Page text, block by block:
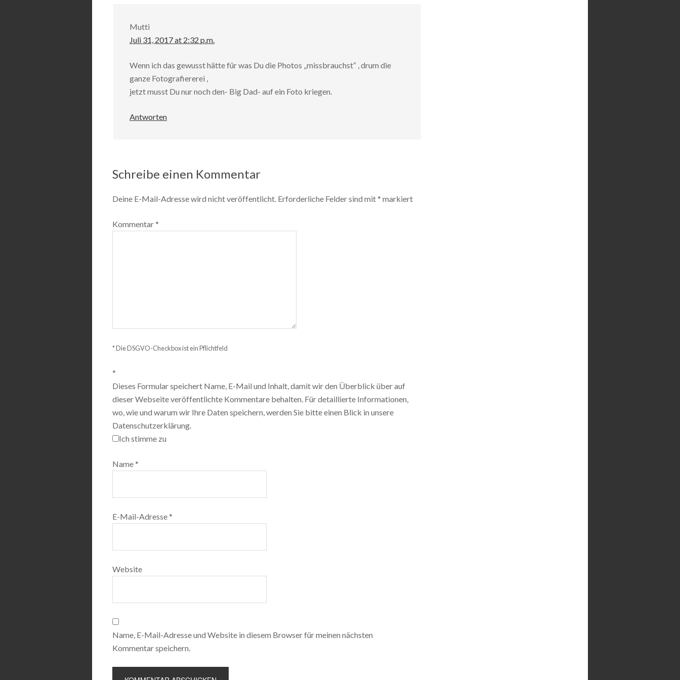
Mutti
Juli 31, 2017 at 2:32 p.m.
Wenn ich das gewusst hätte für was Du die Photos „missbrauchst“ , drum die
ganze Fotografiererei ,
jetzt musst Du nur noch den- Big Dad- auf ein Foto kriegen.
Antworten
Schreibe einen Kommentar
Deine E-Mail-Adresse wird nicht veröffentlicht. Erforderliche Felder sind mit* markiert
Kommentar*
* Die DSGVO-Checkbox ist ein Pflichtfeld
*
Dieses Formular speichert Name, E-Mail und Inhalt, damit wir den Überblick über auf
dieser Webseite veröffentlichte Kommentare behalten. Für detaillierte Informationen,
wo, wie und warum wir Ihre Daten speichern, werden Sie bitte einen Blick in unsere
Datenschutzerklärung.
Ich stimme zu
Name*
E-Mail-Adresse*
Website
Name, E-Mail-Adresse und Website in diesem Browser für meinen nächsten
Kommentar speichern.